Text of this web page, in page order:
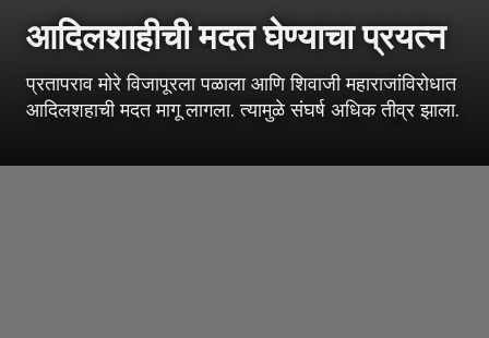
आदिलशाहीची मदत घेण्याचा प्रयत्न
प्रतापराव मोरे विजापूरला पळाला आणि शिवाजी महाराजांविरोधात
आदिलशहाची मदत मागू लागला. त्यामुळे संघर्ष अधिक तीव्र झाला.